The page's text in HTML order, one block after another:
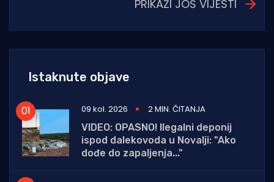
PRIKAŽI JOŠ VIJESTI
Istaknute objave
09 kol. 2026
2 MIN. ČITANJA
VIDEO: OPASNO! Ilegalni deponij
ispod dalekovoda u Novalji: "Ako
dođe do zapaljenja..."